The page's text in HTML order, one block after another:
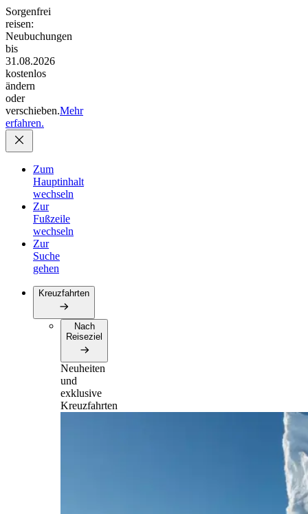
Sorgenfrei
reisen:
Neubuchungen
bis
31.08.2026
kostenlos
ändern
oder
verschieben.Mehr
erfahren.
Zum
Hauptinhalt
wechseln
Zur
Fußzeile
wechseln
Zur
Suche
gehen
Kreuzfahrten
Nach
Reiseziel
Neuheiten
und
exklusive
Kreuzfahrten